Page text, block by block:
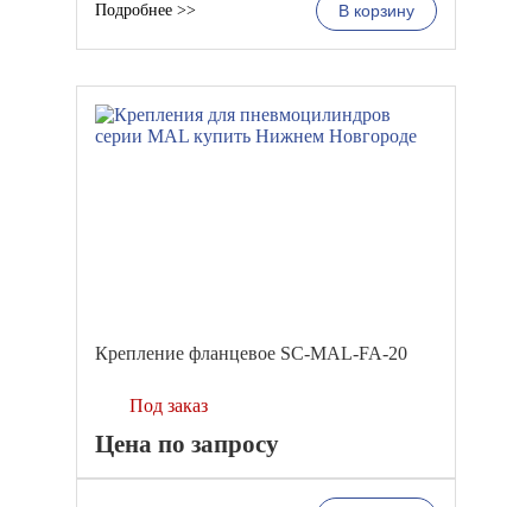
В корзину
Подробнее >>
Крепление фланцевое SC-MAL-FA-20
Под заказ
Цена по запросу